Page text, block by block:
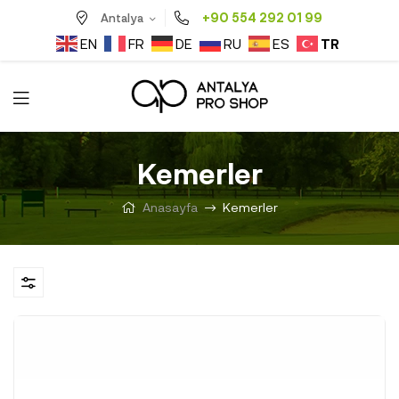
Antalya +90 554 292 01 99
EN FR DE RU ES TR
Kemerler
Anasayfa Kemerler